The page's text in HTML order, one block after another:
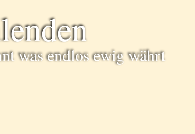
was endlos ewig währt